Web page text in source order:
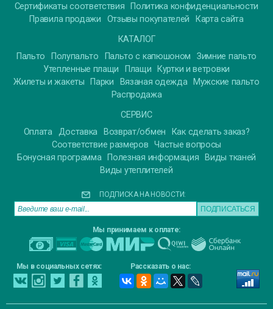
Сертификаты соответствия
Политика конфиденциальности
Правила продажи
Отзывы покупателей
Карта сайта
КАТАЛОГ
Пальто
Полупальто Пальто с капюшоном
Зимние пальто
Утепленные плащи
Плащи
Куртки и ветровки
Жилеты и жакеты
Парки Вязаная одежда
Мужские пальто
Распродажа
СЕРВИС
Оплата Доставка Возврат/обмен
Как сделать заказ?
Соответствие размеров
Частые вопросы
Бонусная программа
Полезная информация
Виды тканей
Виды утеплителей
ПОДПИСКА НА НОВОСТИ:
Мы принимаем к оплате:
Мы в социальных сетях: Рассказать о нас: